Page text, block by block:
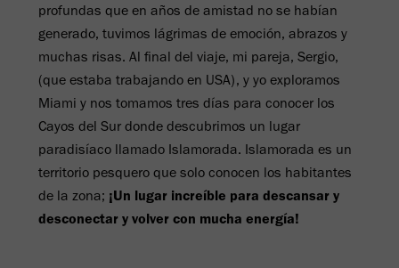
profundas que en años de amistad no se habían
generado, tuvimos lágrimas de emoción, abrazos y
muchas risas. Al final del viaje, mi pareja, Sergio,
(que estaba trabajando en USA), y yo exploramos
Miami y nos tomamos tres días para conocer los
Cayos del Sur donde descubrimos un lugar
paradisíaco llamado Islamorada. Islamorada es un
territorio pesquero que solo conocen los habitantes
de la zona; ¡Un lugar increíble para descansar y
desconectar y volver con mucha energía!